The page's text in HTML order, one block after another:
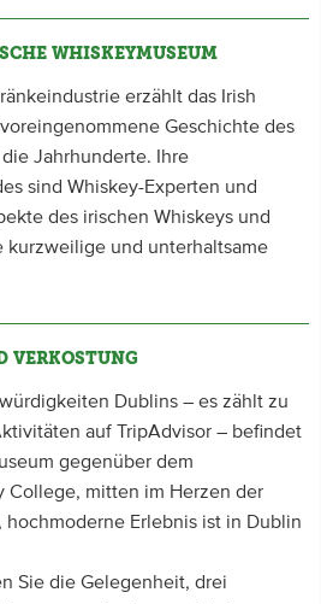
WHISKEYMUSEUM
erzählt das Irish
Geschichte des
Jahrhunderte. Ihre
sind Whiskey-Experten und
des irischen Whiskeys und
kurzweilige und unterhaltsame
VERKOSTUNG
Dublins – es zählt zu
auf TripAdvisor – befindet
gegenüber dem
College, mitten im Herzen der
hochmoderne Erlebnis ist in Dublin
Sie die Gelegenheit, drei